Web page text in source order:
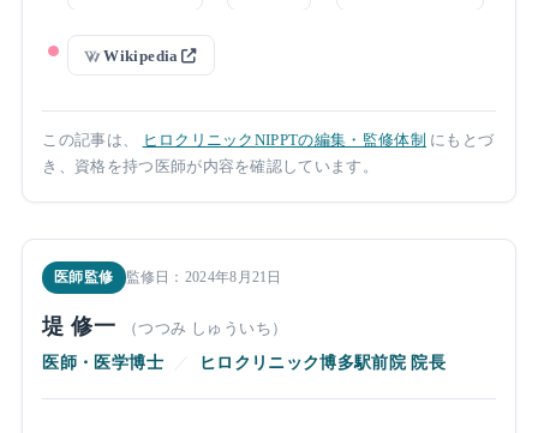
Wikipedia
この記事は、 ヒロクリニックNIPPTの編集・監修体制 にもとづ
き、資格を持つ医師が内容を確認しています。
医師監修 監修日：2024年8月21日
堤 修一
（つつみ しゅういち）
医師・医学博士
／ ヒロクリニック博多駅前院 院長